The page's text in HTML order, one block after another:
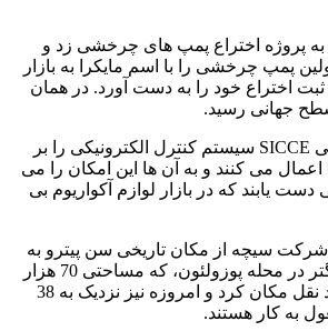
دست به پروژه اختراع پمپ های چرخشی زد و
پمپ چرخشی را با اسم مایکرا به بازار
اختراع خود را به دست آورد. در همان
جهانی رسید.
آزمایشگاه های تحقیقاتی SICCE سیستم کنترل الکترونیکی را بر
می کنند و به آن ها این امکان را می
دست یابند که در بازار لوازم آکواریوم بی
شرکت سیچه از مکان تاریخی سن پیترو به
مرکز تولید جدید و بزرگتر در محله پوزولئون، که مساحتی 70 هزار
متری را اشغال می کند نقل مکان کرد و امروزه نیز نزدیک به 38
به کار هستند.